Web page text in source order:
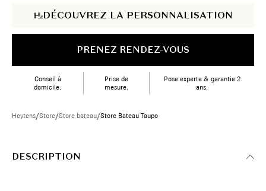
DÉCOUVREZ LA PERSONNALISATION
PRENEZ RENDEZ-VOUS
Conseil à
domicile.
Prise de
mesure.
Pose experte & garantie 2
ans.
Heytens/Store/Store bateau/Store Bateau Taupo
DESCRIPTION